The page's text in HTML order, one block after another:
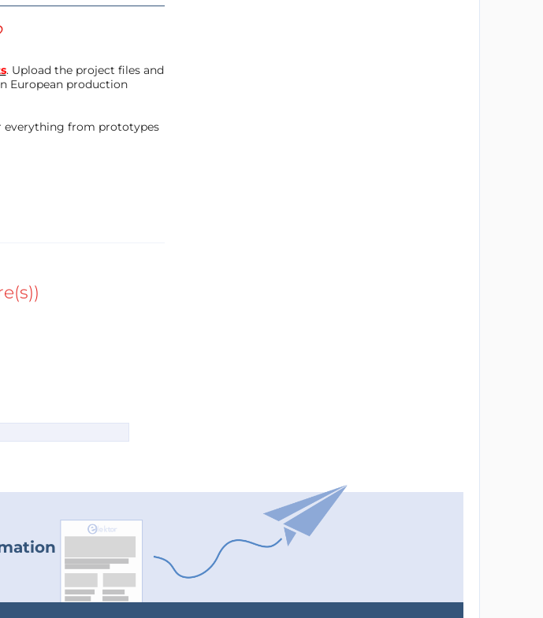
. Upload the project files and
European production
everything from prototypes